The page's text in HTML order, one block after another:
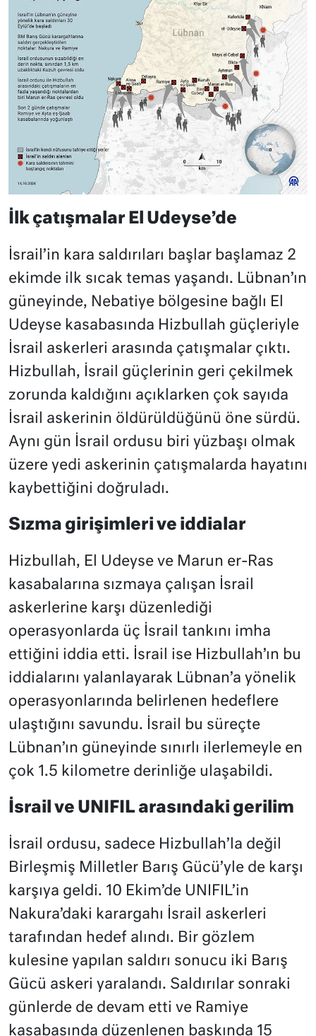
İlk çatışmalar El Udeyse’de
İsrail’in kara saldırıları başlar başlamaz 2
ekimde ilk sıcak temas yaşandı. Lübnan’ın
güneyinde, Nebatiye bölgesine bağlı El
Udeyse kasabasında Hizbullah güçleriyle
İsrail askerleri arasında çatışmalar çıktı.
Hizbullah, İsrail güçlerinin geri çekilmek
zorunda kaldığını açıklarken çok sayıda
İsrail askerinin öldürüldüğünü öne sürdü.
Aynı gün İsrail ordusu biri yüzbaşı olmak
üzere yedi askerinin çatışmalarda hayatını
kaybettiğini doğruladı.
Sızma girişimleri ve iddialar
Hizbullah, El Udeyse ve Marun er-Ras
kasabalarına sızmaya çalışan İsrail
askerlerine karşı düzenlediği
operasyonlarda üç İsrail tankını imha
ettiğini iddia etti. İsrail ise Hizbullah’ın bu
iddialarını yalanlayarak Lübnan’a yönelik
operasyonlarında belirlenen hedeflere
ulaştığını savundu. İsrail bu süreçte
Lübnan’ın güneyinde sınırlı ilerlemeyle en
çok 1.5 kilometre derinliğe ulaşabildi.
İsrail ve UNIFIL arasındaki gerilim
İsrail ordusu, sadece Hizbullah’la değil
Birleşmiş Milletler Barış Gücü’yle de karşı
karşıya geldi. 10 Ekim’de UNIFIL’in
Nakura’daki karargahı İsrail askerleri
tarafından hedef alındı. Bir gözlem
kulesine yapılan saldırı sonucu iki Barış
Gücü askeri yaralandı. Saldırılar sonraki
günlerde de devam etti ve Ramiye
kasabasında düzenlenen baskında 15